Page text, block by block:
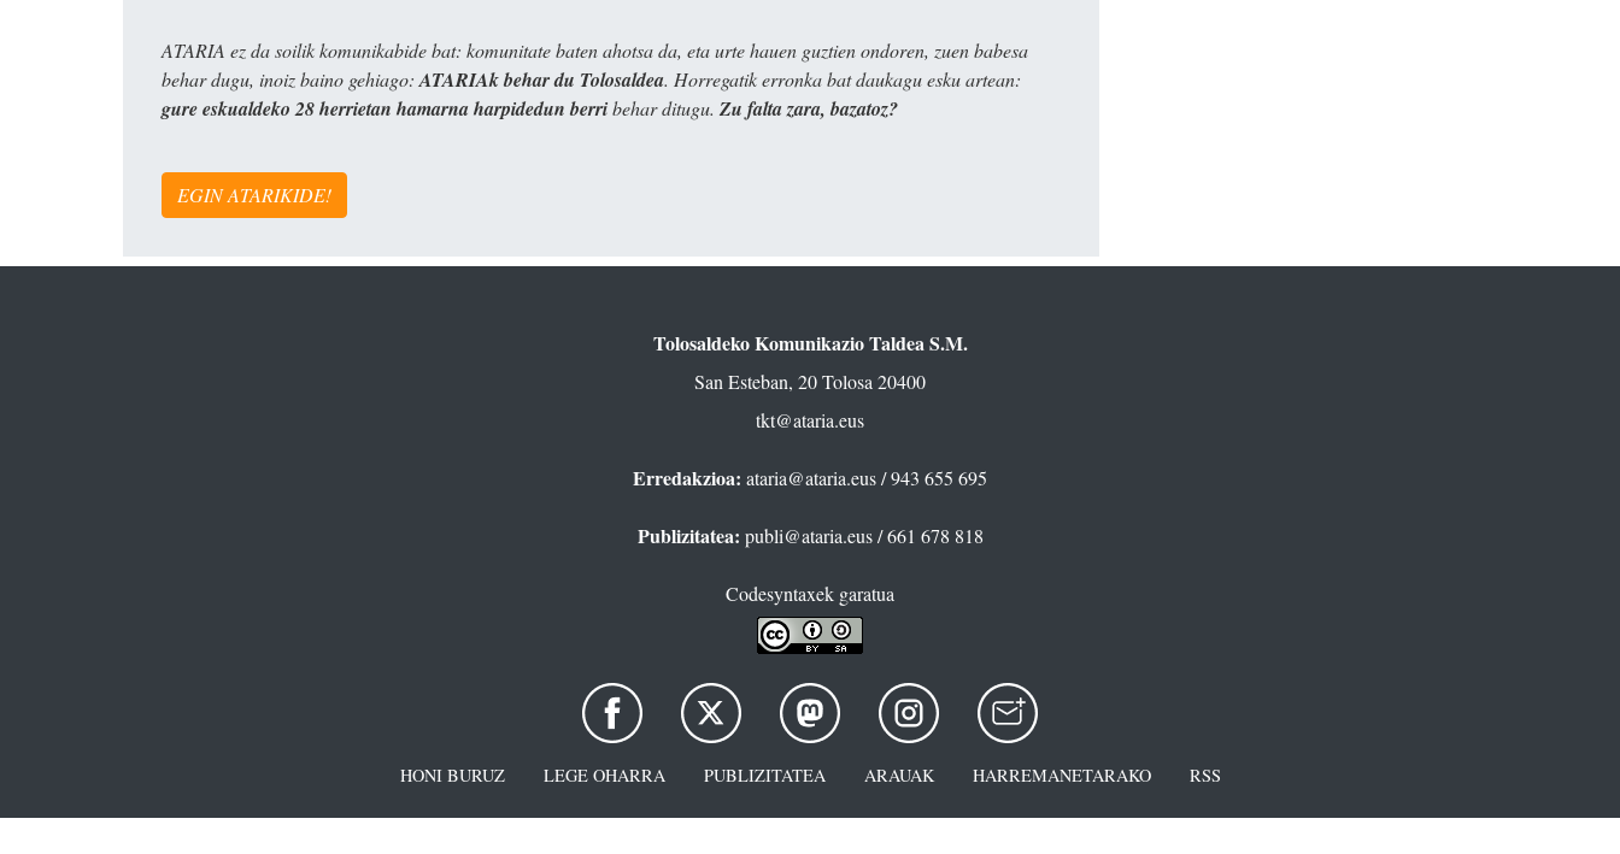
ATARIA ez da soilik komunikabide bat: komunitate baten ahotsa da, eta urte hauen guztien ondoren, zuen babesa
behar dugu, inoiz baino gehiago: ATARIAk behar du Tolosaldea. Horregatik erronka bat daukagu esku artean:
gure eskualdeko 28 herrietan hamarna harpidedun berribehar ditugu. Zu falta zara, bazatoz?
EGIN ATARIKIDE!
Tolosaldeko Komunikazio Taldea S.M.
San Esteban, 20 Tolosa 20400
tkt@ataria.eus
Erredakzioa: ataria@ataria.eus/ 943 655 695
Publizitatea: publi@ataria.eus/ 661 678 818
Codesyntaxek garatua
HONI BURUZ LEGE OHARRA PUBLIZITATEA ARAUAK HARREMANETARAKO RSS